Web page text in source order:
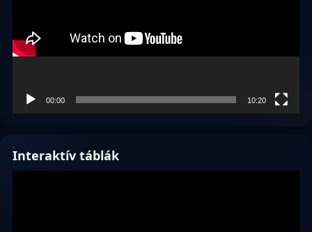
00:00 10:20
Interaktív táblák